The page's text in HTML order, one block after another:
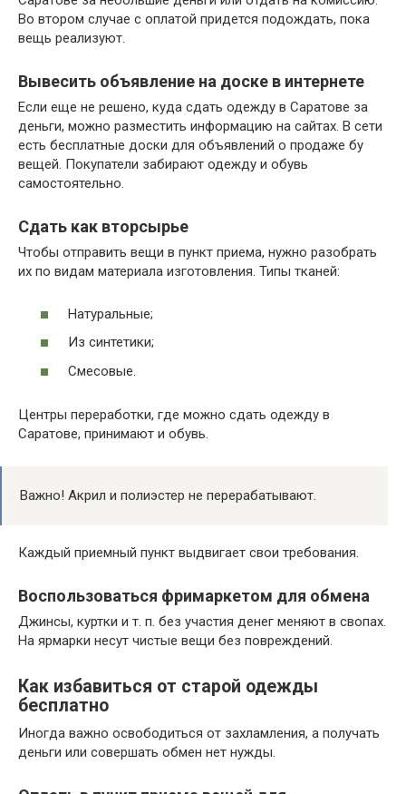
Во втором случае с оплатой придется подождать, пока
вещь реализуют.
Вывесить объявление на доске в интернете
Если еще не решено, куда сдать одежду в Саратове за
деньги, можно разместить информацию на сайтах. В сети
есть бесплатные доски для объявлений о продаже бу
вещей. Покупатели забирают одежду и обувь
самостоятельно.
Сдать как вторсырье
Чтобы отправить вещи в пункт приема, нужно разобрать
их по видам материала изготовления. Типы тканей:
Натуральные;
Из синтетики;
Смесовые.
Центры переработки, где можно сдать одежду в
Саратове, принимают и обувь.
Важно! Акрил и полиэстер не перерабатывают.
Каждый приемный пункт выдвигает свои требования.
Воспользоваться фримаркетом для обмена
Джинсы, куртки и т. п. без участия денег меняют в свопах.
На ярмарки несут чистые вещи без повреждений.
Как избавиться от старой одежды
бесплатно
Иногда важно освободиться от захламления, а получать
деньги или совершать обмен нет нужды.